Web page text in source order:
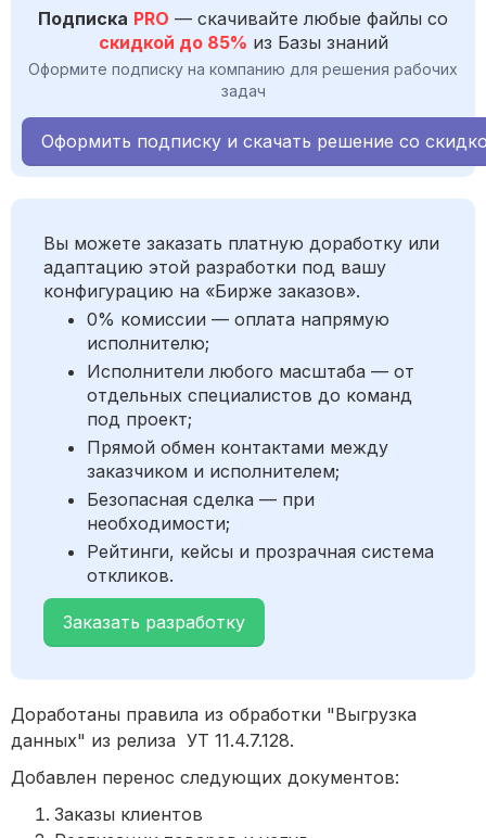
Подписка PRO — скачивайте любые файлы со
скидкой до 85% из Базы знаний
Оформите подписку на компанию для решения рабочих
задач
Оформить подписку и скачать решение со
Вы можете заказать платную доработку или
адаптацию этой разработки под вашу
конфигурацию на «Бирже заказов».
0% комиссии — оплата напрямую
исполнителю;
Исполнители любого масштаба — от
отдельных специалистов до команд
под проект;
Прямой обмен контактами между
заказчиком и исполнителем;
Безопасная сделка — при
необходимости;
Рейтинги, кейсы и прозрачная система
откликов.
Заказать разработку
Доработаны правила из обработки "Выгрузка
данных" из релиза УТ 11.4.7.128.
Добавлен перенос следующих документов:
Заказы клиентов